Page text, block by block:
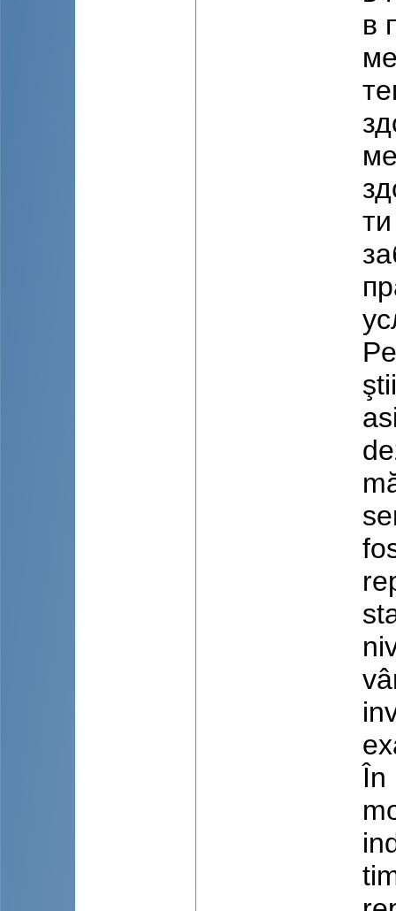
в
În